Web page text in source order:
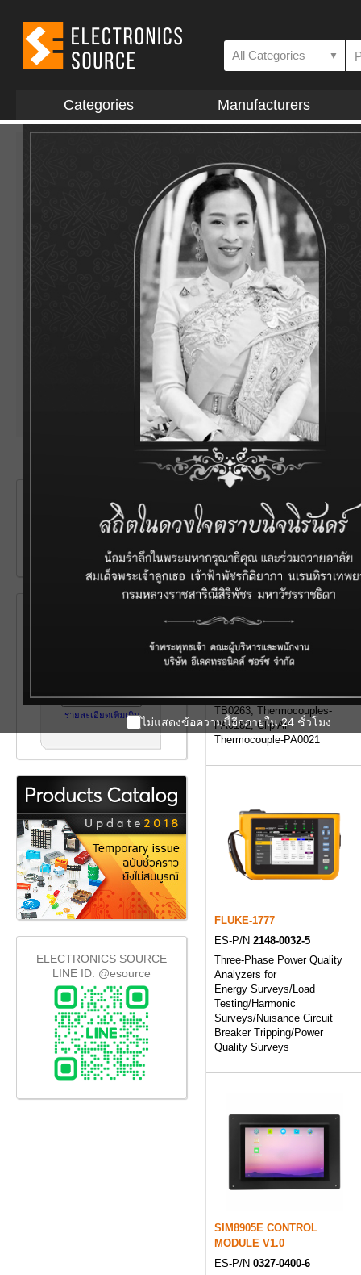
All Categories ▼
Categories Manufacturers
ไม่แสดงข้อความนี้อีกภายใน 24 ชั่วโมง
Power, Circuit Protection
รายละเอียดเพิ่มเติม
ELECTRONICS SOURCE
LINE ID: @esource
Product Highlight
ETP-313-153
EasyTrack3 Temperature
Profiling System,
ET6063, Thermal Barrier-
TB0263, Thermocouples-
PA0182, Clip Air
Thermocouple-PA0021
FLUKE-1777
ES-P/N 2148-0032-5
Three-Phase Power Quality
Analyzers for
Energy Surveys/Load
Testing/Harmonic
Surveys/Nuisance Circuit
Breaker Tripping/Power
Quality Surveys
SIM8905E CONTROL
MODULE V1.0
ES-P/N 0327-0400-6